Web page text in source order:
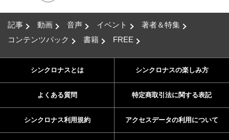
記事 動画 音声 イベント
著者＆特集
コンテンツパック
書籍 FREE
シンクロナスとは シンクロナスの楽しみ方
よくある質問 特定商取引法に関する表記
シンクロナス利用規約 アクセスデータの利用について